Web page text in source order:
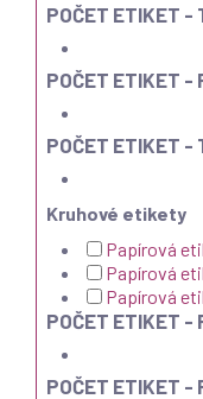
POČET ETIKET -
POČET ETIKET -
POČET ETIKET -
Kruhové etikety
Papírová
Papírová
Papírová
POČET ETIKET -
POČET ETIKET -